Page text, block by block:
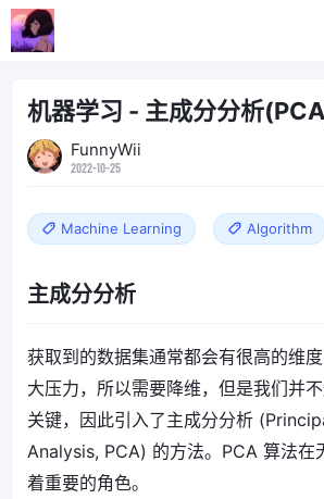
机器学习 - 主成分分析
FunnyWii
2022-10-25
Machine Learning Algorithm
主成分分析
获取到的数据集通常都会有很高的维
大压力，所以需要降维，但是我们并
关键，因此引入了主成分分析
Analysis, PCA) 的方法。PCA 算法在
着重要的角色。